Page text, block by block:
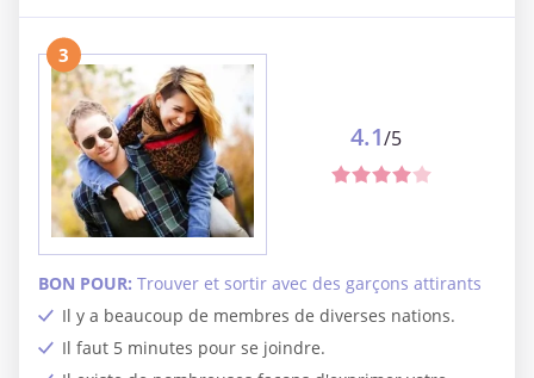
3
Il y a beaucoup de membres de diverses nations.
Il faut 5 minutes pour se joindre.
BON POUR: Trouver et sortir avec des garçons attirants
4.1/5